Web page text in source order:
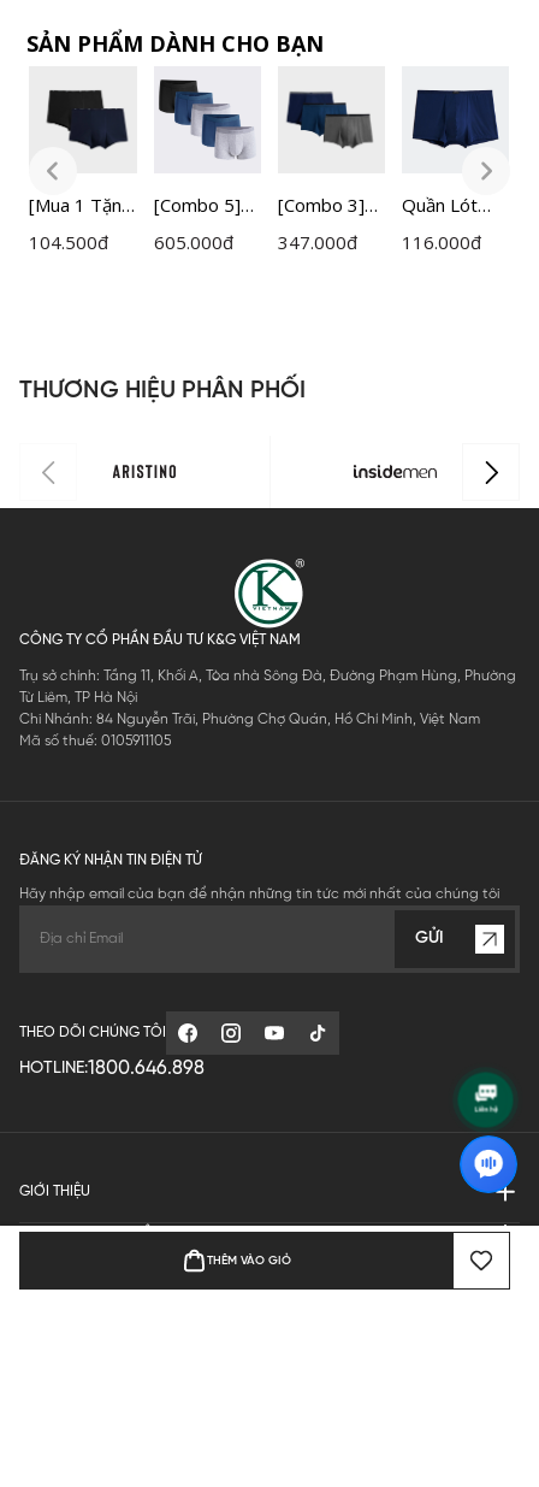
THÊM VÀO GIỎ
SẢN PHẨM DÀNH CHO BẠN
[Mua 1 Tặng
1] Bộ 02
104.500đ
[Combo 5]
Quần Lót
605.000đ
[Combo 3]
Quần Lót
347.000đ
Quần Lót
Nam Boxer
116.000đ
THƯƠNG HIỆU PHÂN PHỐI
CÔNG TY CỔ PHẦN ĐẦU TƯ K&G VIỆT NAM
Trụ sở chính: Tầng 11, Khối A, Tòa nhà Sông Đà, Đường Phạm Hùng, Phường
Từ Liêm, TP Hà Nội
Chi Nhánh: 84 Nguyễn Trãi, Phường Chợ Quán, Hồ Chí Minh, Việt Nam
Mã số thuế: 0105911105
ĐĂNG KÝ NHẬN TIN ĐIỆN TỬ
Hãy nhập email của bạn để nhận những tin tức mới nhất của chúng tôi
GỬI
THEO DÕI CHÚNG TÔI
HOTLINE:1800.646.898
GIỚI THIỆU
QUY ĐỊNH HOẠT ĐỘNG